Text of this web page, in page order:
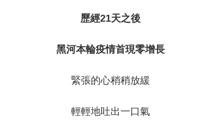
歷經21天之後
黑河本輪疫情首現零增長
緊張的心稍稍放緩
輕輕地吐出一口氣